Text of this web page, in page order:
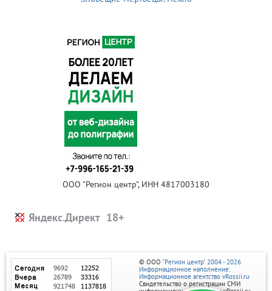
ООО "Регион центр", ИНН 4817003180
Яндекс.Директ
© ООО "Регион центр" 2004 - 2026
Информационное наполнение:
Информационное агентство vRossii.ru
Свидетельство о регистрации СМИ